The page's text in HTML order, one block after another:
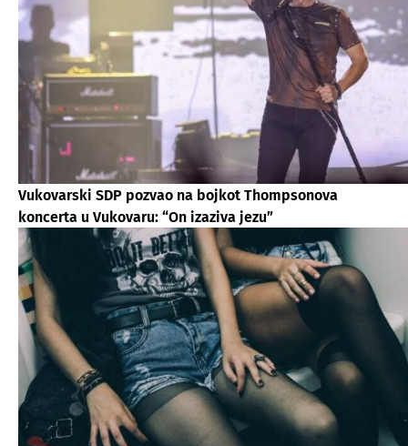
Vukovarski SDP pozvao na bojkot Thompsonova
koncerta u Vukovaru: “On izaziva jezu”